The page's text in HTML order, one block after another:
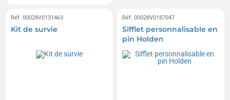
Réf. 00028V0131463
Kit de survie
Réf. 00028V0187047
Sifflet personnalisable en
pin Holden